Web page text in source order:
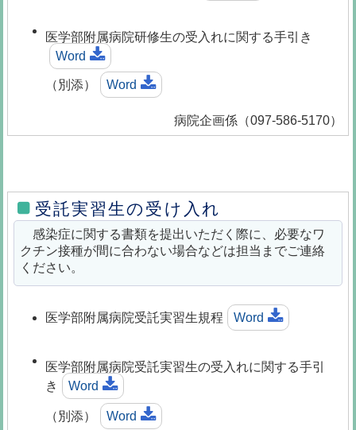
医学部附属病院研修生の受入れに関する手引き
Word
（別添） Word
病院企画係（097-586-5170）
受託実習生の受け入れ
感染症に関する書類を提出いただく際に、必要なワ
クチン接種が間に合わない場合などは担当までご連絡
ください。
医学部附属病院受託実習生規程 Word
医学部附属病院受託実習生の受入れに関する手引
き
Word
（別添） Word